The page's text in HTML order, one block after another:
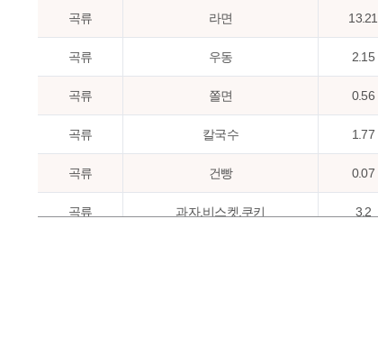
곡류 라면 13.21
곡류 우동 2.15
곡류 쫄면 0.56
곡류 칼국수 1.77
곡류 건빵 0.07
곡류 과자,비스켓,쿠키 3.2